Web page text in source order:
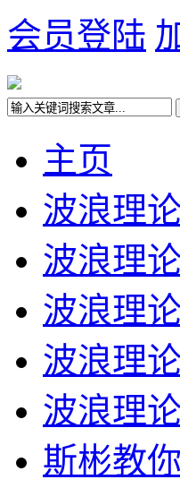
会员登陆
主页
波浪理
波浪理
波浪理
波浪理
波浪理
斯彬教